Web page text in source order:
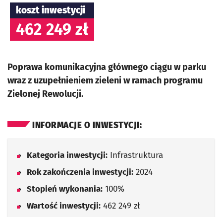
koszt inwestycji
462 249 zł
Poprawa komunikacyjna głównego ciągu w parku
wraz z uzupełnieniem zieleni w ramach programu
Zielonej Rewolucji.
INFORMACJE O INWESTYCJI:
Kategoria inwestycji: Infrastruktura
Rok zakończenia inwestycji: 2024
Stopień wykonania: 100%
Wartość inwestycji: 462 249 zł